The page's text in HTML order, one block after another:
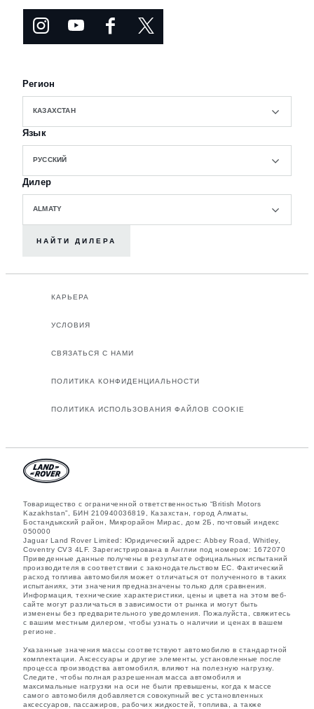
Регион
КАЗАХСТАН
Язык
РУССКИЙ
Дилер
ALMATY
НАЙТИ ДИЛЕРА
КАРЬЕРА
УСЛОВИЯ
СВЯЗАТЬСЯ С НАМИ
ПОЛИТИКА КОНФИДЕНЦИАЛЬНОСТИ
ПОЛИТИКА ИСПОЛЬЗОВАНИЯ ФАЙЛОВ COOKIE
Товарищество с ограниченной ответственностью “British Motors
Kazakhstan”, БИН 210940036819, Казахстан, город Алматы,
Бостандыкский район, Микрорайон Мирас, дом 2Б, почтовый индекс
050000
Jaguar Land Rover Limited: Юридический адрес: Abbey Road, Whitley,
Coventry CV3 4LF. Зарегистрирована в Англии под номером: 1672070
Приведенные данные получены в результате официальных испытаний
производителя в соответствии с законодательством ЕС. Фактический
расход топлива автомобиля может отличаться от полученного в таких
испытаниях, эти значения предназначены только для сравнения.
Информация, технические характеристики, цены и цвета на этом веб-
сайте могут различаться в зависимости от рынка и могут быть
изменены без предварительного уведомления. Пожалуйста, свяжитесь
с вашим местным дилером, чтобы узнать о наличии и ценах в вашем
регионе.
Указанные значения массы соответствуют автомобилю в стандартной
комплектации. Аксессуары и другие элементы, установленные после
процесса производства автомобиля, влияют на полезную нагрузку.
Следите, чтобы полная разрешенная масса автомобиля и
максимальные нагрузки на оси не были превышены, когда к массе
самого автомобиля добавляется совокупный вес установленных
аксессуаров, пассажиров, рабочих жидкостей, топлива, а также